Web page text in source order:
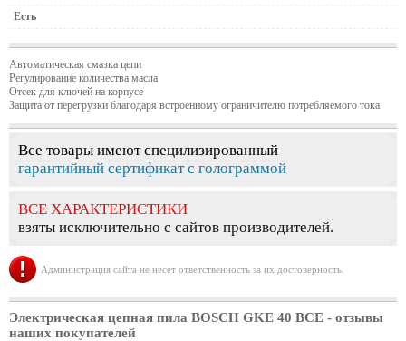
Есть
Автоматическая смазка цепи
Регулирование количества масла
Отсек для ключей на корпусе
Защита от перегрузки благодаря встроенному ограничителю потребляемого тока
Все товары имеют специлизированный
гарантийный сертификат с голограммой
ВСЕ ХАРАКТЕРИСТИКИ
взяты исключительно с сайтов производителей.
Администрация сайта не несет ответственность за их достоверность.
Электрическая цепная пила BOSCH GKE 40 BCE - отзывы
наших покупателей